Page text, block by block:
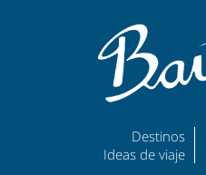
Destinos
Ideas de viaje